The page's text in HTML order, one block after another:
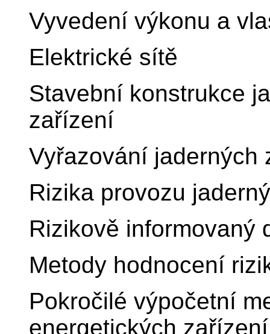
Vyvedení výkonu a
Elektrické sítě
Stavební konstrukce
zařízení
Vyřazování jaderných
Rizika provozu
Rizikově informovaný
Metody hodnocení
Pokročilé výpočetní
energetických zařízení